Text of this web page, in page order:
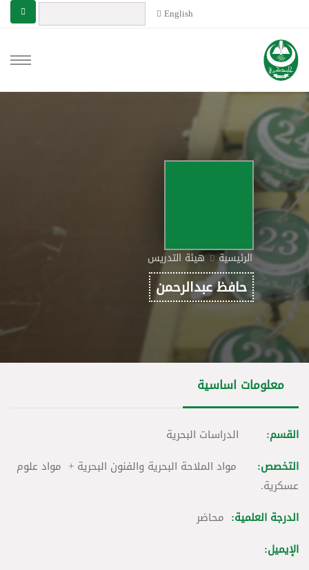
English
الرئيسية هيئة التدريس
حافظ عبدالرحمن
معلومات اساسية
القسم:
الدراسات البحرية
التخصص:
مواد الملاحة البحرية والفنون البحرية + مواد علوم
عسكرية.
الدرجة العلمية: محاضر
الإيميل: